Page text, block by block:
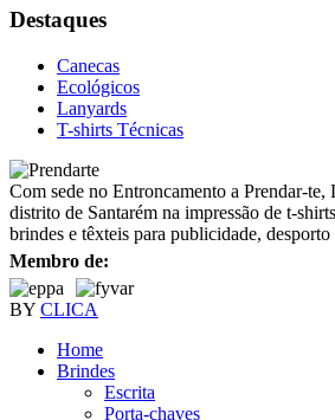
Destaques
Canecas
Ecológicos
Lanyards
T-shirts Técnicas
Com sede no Entroncamento a Prendar-te,
distrito de Santarém na impressão de t-
brindes e têxteis para publicidade,
Membro de:
BY CLICA
Home
Brindes
Escrita
Porta-chaves